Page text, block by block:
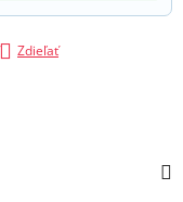
Zdieľať